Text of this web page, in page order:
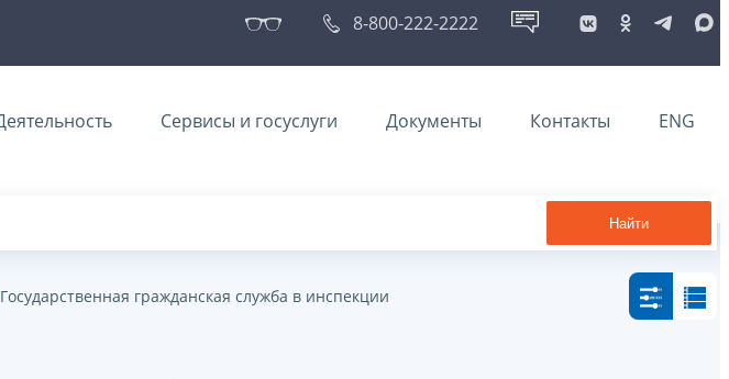
8-800-222-2222
Сервисы и госуслуги Документы Контакты ENG
Найти
Государственная гражданская служба в инспекции